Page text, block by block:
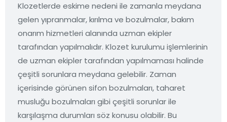
Klozetlerde eskime nedeni ile zamanla meydana
gelen yıpranmalar, kırılma ve bozulmalar, bakım
onarım hizmetleri alanında uzman ekipler
tarafından yapılmalıdır. Klozet kurulumu işlemlerinin
de uzman ekipler tarafından yapılmaması halinde
çeşitli sorunlara meydana gelebilir. Zaman
içerisinde görünen sifon bozulmaları, taharet
musluğu bozulmaları gibi çeşitli sorunlar ile
karşılaşma durumları söz konusu olabilir. Bu